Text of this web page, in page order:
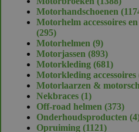
Motorhandschoenen
Motorhelm accessoires
295295
producten
Motorhelmen 99
producten
Motorjassen 893893
Motorkleding 681681
Motorkleding accessoires
Motorlaarzen &
Nekbraces 11
product
Off-road helmen 373373
Onderhoudsproducten 4
Opruiming 11211121